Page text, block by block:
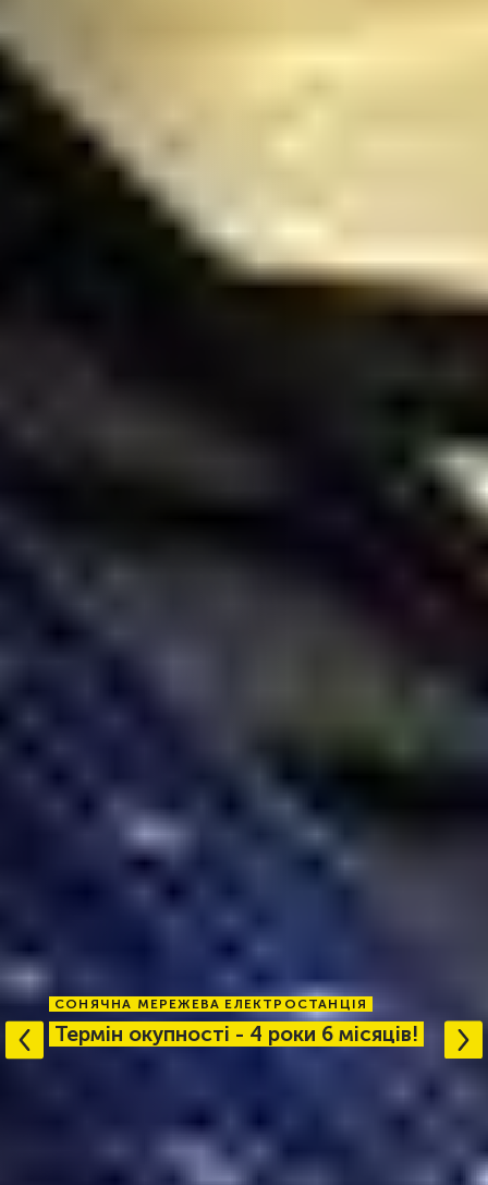
СОНЯЧНА МЕРЕЖЕВА ЕЛЕКТРОСТАНЦІЯ
Термін окупності - 4 роки 6 місяців!